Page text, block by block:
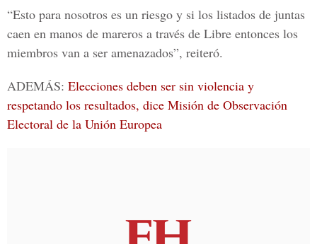
“Esto para nosotros es un riesgo y si los listados de juntas
caen en manos de mareros a través de Libre entonces los
miembros van a ser amenazados”, reiteró.
ADEMÁS: Elecciones deben ser sin violencia y
respetando los resultados, dice Misión de Observación
Electoral de la Unión Europea